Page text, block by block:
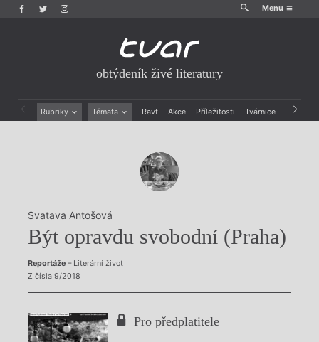
Menu
obtýdeník živé literatury
Rubriky Témata Ravt Akce Příležitosti Tvárnice Archiv
Svatava Antošová
Být opravdu svobodní (Praha)
Reportáže– Literární život
Z čísla 9/2018
Pro předplatitele